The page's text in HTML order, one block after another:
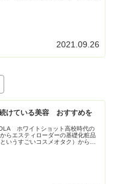
2021.09.26
けている美容 おすすめを
ホワイトショット高校時代の
らエスティローダーの基礎化粧品
いうすごいコスメオタク）からす